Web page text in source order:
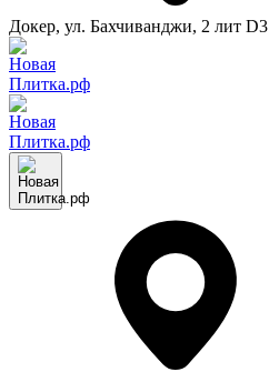
Докер, ул. Бахчиванджи, 2 лит D3